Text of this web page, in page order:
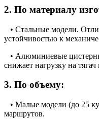
2. По материалу
• Стальные модели.
устойчивостью к
• Алюминиевые
снижает нагрузку на
3. По объему:
• Малые модели (до 25
маршрутов.